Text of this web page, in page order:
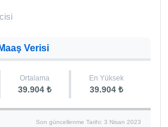
Verisi
Ortalama
39.904 ₺
En Yüksek
39.904 ₺
Son güncellenme Tarihi: 3 Nisan 2023